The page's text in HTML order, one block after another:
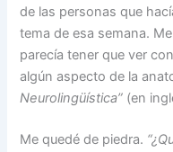
de las personas que
tema de esa semana.
parecía tener que ver
algún aspecto de la
Neurolingüística” (en
Me quedé de piedra.